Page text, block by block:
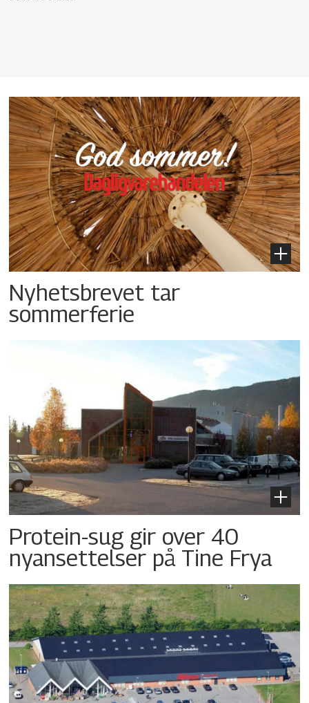
Nyhetsbrevet tar
sommerferie
Protein-sug gir over 40
nyansettelser på Tine Frya